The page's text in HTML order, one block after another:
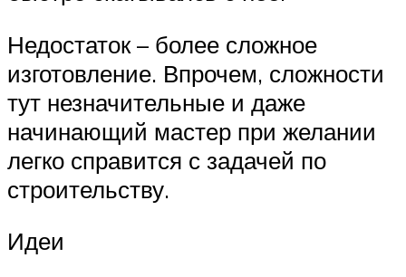
Недостаток – более сложное
изготовление. Впрочем, сложности
тут незначительные и даже
начинающий мастер при желании
легко справится с задачей по
строительству.
Идеи